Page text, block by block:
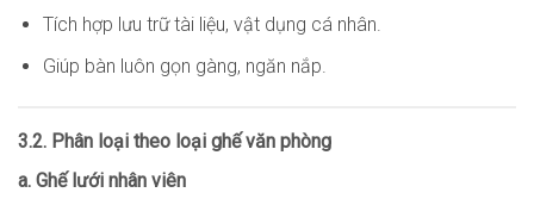
Tích hợp lưu trữ tài liệu, vật dụng cá nhân.
Giúp bàn luôn gọn gàng, ngăn nắp.
3.2. Phân loại theo loại ghế văn phòng
a. Ghế lưới nhân viên